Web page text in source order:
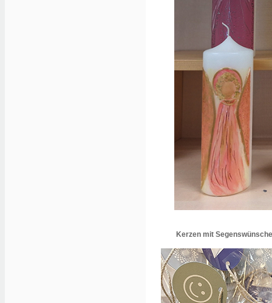
Kerzen mit